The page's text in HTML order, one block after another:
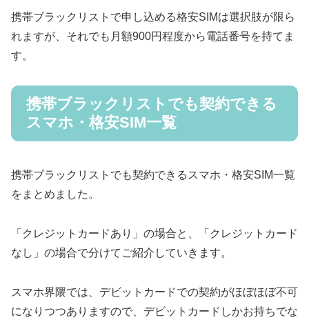
携帯ブラックリストで申し込める格安SIMは選択肢が限ら
れますが、それでも月額900円程度から電話番号を持てま
す。
携帯ブラックリストでも契約できる
スマホ・格安SIM一覧
携帯ブラックリストでも契約できるスマホ・格安SIM一覧
をまとめました。
「クレジットカードあり」の場合と、「クレジットカード
なし」の場合で分けてご紹介していきます。
スマホ界隈では、デビットカードでの契約がほぼほぼ不可
になりつつありますので、デビットカードしかお持ちでな